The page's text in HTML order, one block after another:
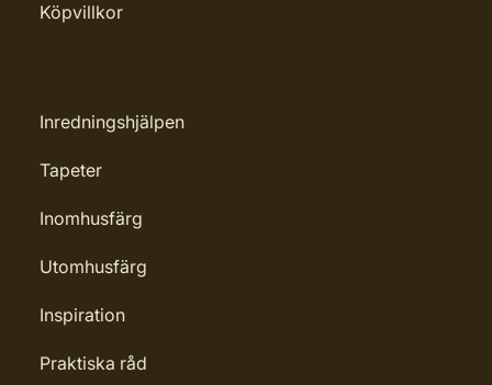
Rengöring: Penseltvätt
Köpvillkor
Inredningshjälpen
Tapeter
Inomhusfärg
Utomhusfärg
Inspiration
Praktiska råd